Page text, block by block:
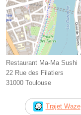
Restaurant Ma-Ma Sushi
22 Rue des Filatiers
31000 Toulouse
Trajet Waze